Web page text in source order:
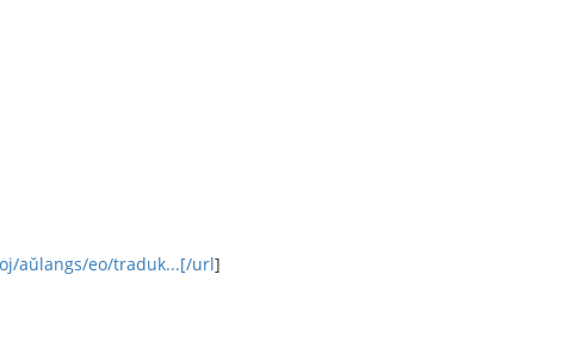
aŭlangs/eo/traduk...[/url]